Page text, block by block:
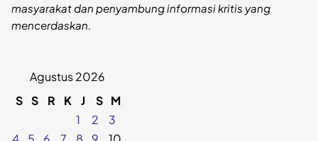
masyarakat dan penyambung informasi kritis yang
mencerdaskan.
Agustus 2026
S S R K J S M
1
2
3